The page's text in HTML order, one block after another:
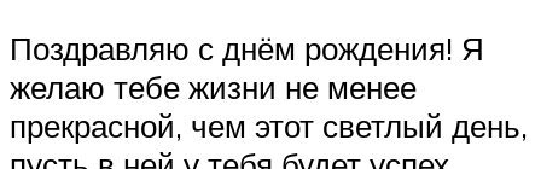
Поздравляю с днём рождения! Я
желаю тебе жизни не менее
прекрасной, чем этот светлый день,